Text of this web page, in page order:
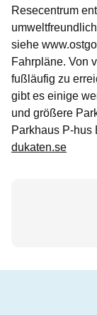
Resecentrum
siehe
Fahrpläne. Von
fußläufig zu
gibt es einige
und größere
Parkhaus P-hus
dukaten.se